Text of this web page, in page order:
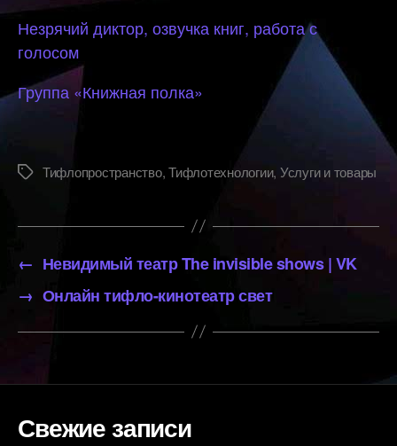
Незрячий диктор, озвучка книг, работа с
голосом
Группа «Книжная полка»
МеткиТифлопространство,Тифлотехнологии, Услуги и товары
← Невидимый театр The invisible shows | VK
→ Онлайн тифло-кинотеатр свет
Свежие записи